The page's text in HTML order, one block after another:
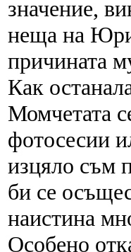
значение,
неща на
причината
Как
Момчетата
фотосесии
изцяло съм
би се
наистина
Особено